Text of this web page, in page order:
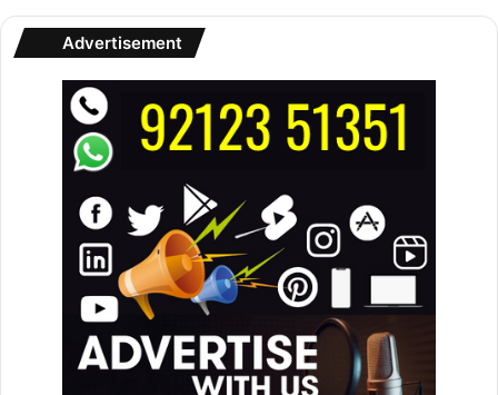
Advertisement